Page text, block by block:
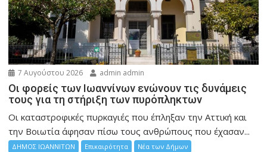
7 Αυγούστου 2026 admin admin
Οι φορείς των Ιωαννίνων ενώνουν τις δυνάμεις
τους για τη στήριξη των πυρόπληκτων
Οι καταστροφικές πυρκαγιές που έπληξαν την Αττική και
την Bοιωτία άφησαν πίσω τους ανθρώπους που έχασαν...
ΔΗΜΟΣ ΙΩΑΝΝΙΤΩΝ Επικαιρότητα Νέα των Δήμων